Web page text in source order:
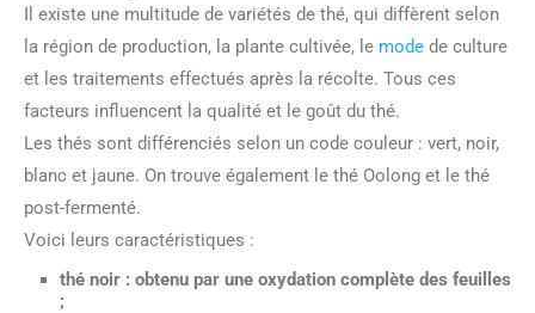
Il existe une multitude de variétés de thé, qui diffèrent selon
la région de production, la plante cultivée, le mode de culture
et les traitements effectués après la récolte. Tous ces
facteurs influencent la qualité et le goût du thé.
Les thés sont différenciés selon un code couleur : vert, noir,
blanc et jaune. On trouve également le thé Oolong et le thé
post-fermenté.
Voici leurs caractéristiques :
thé noir : obtenu par une oxydation complète des feuilles
;